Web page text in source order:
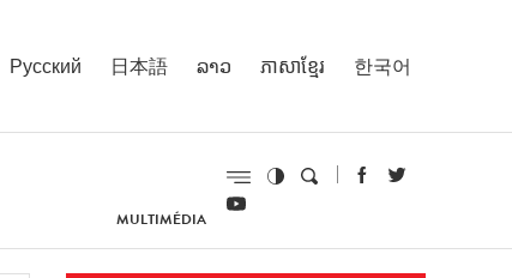
Русский 日本語 ລາວ ភាសាខ្មែរ 한국어
MULTIMÉDIA